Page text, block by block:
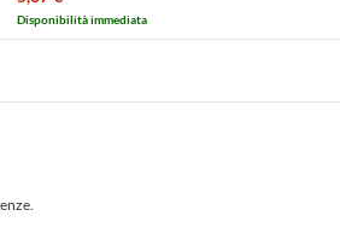
Disponibilità immediata